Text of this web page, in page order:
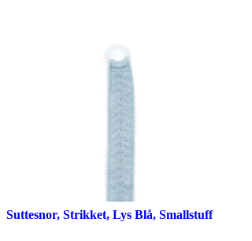
Suttesnor, Strikket, Lys Blå, Smallstuff